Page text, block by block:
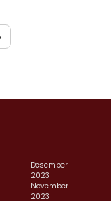
Desember
2023
November
2023